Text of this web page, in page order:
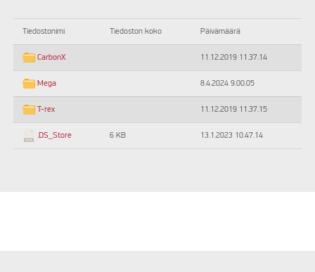
Tiedostonimi Tiedoston koko Päivämäärä
CarbonX 11.12.2019 11.37.14
Mega 8.4.2024 9.00.05
T-rex 11.12.2019 11.37.15
.DS_Store 6 KB 13.1.2023 10.47.14